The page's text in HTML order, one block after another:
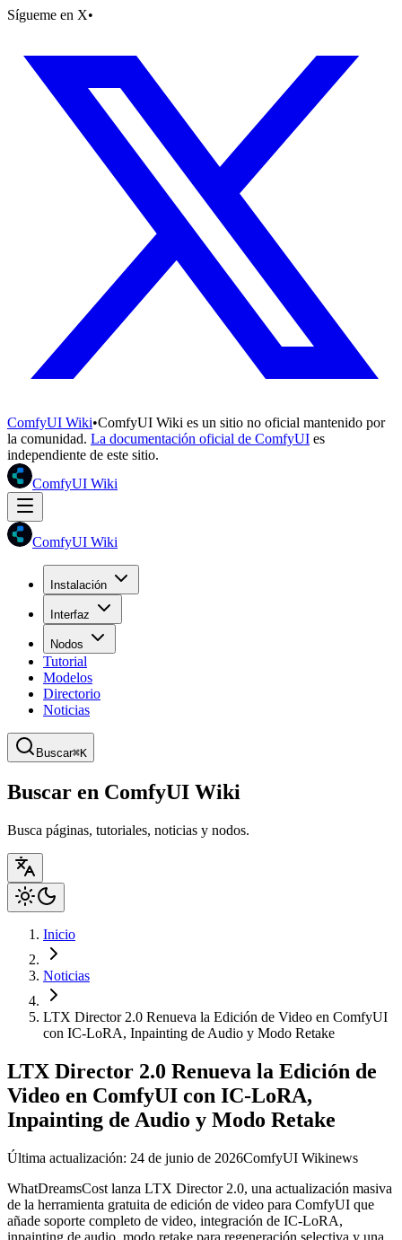
Sígueme en X•
ComfyUI Wiki•ComfyUI Wiki es un sitio no oficial mantenido por
la comunidad. La documentación oficial de ComfyUI es
independiente de este sitio.
ComfyUI Wiki
ComfyUI Wiki
Instalación
Interfaz
Nodos
Tutorial
Modelos
Directorio
Noticias
Buscar⌘K
Buscar en ComfyUI Wiki
Busca páginas, tutoriales, noticias y nodos.
Inicio
Noticias
LTX Director 2.0 Renueva la Edición de Video en ComfyUI
con IC-LoRA, Inpainting de Audio y Modo Retake
LTX Director 2.0 Renueva la Edición de
Video en ComfyUI con IC-LoRA,
Inpainting de Audio y Modo Retake
Última actualización: 24 de junio de 2026ComfyUI Wikinews
WhatDreamsCost lanza LTX Director 2.0, una actualización masiva
de la herramienta gratuita de edición de video para ComfyUI que
añade soporte completo de video, integración de IC-LoRA,
inpainting de audio, modo retake para regeneración selectiva y una